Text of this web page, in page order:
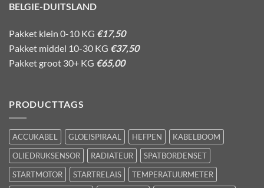
BELGIE-DUITSLAND
Pakket klein 0-10 KG €17,50
Pakket middel 10-30 KG €37,50
Pakket groot 30+ KG €65,00
PRODUCTTAGS
ACCUKABEL GLOEISPIRAAL HEFPEN
KABELBOOM
OLIEDRUKSENSOR
RADIATEUR
SPATBORDENSET
STARTMOTOR
STARTRELAIS
TEMPERATUURMETER